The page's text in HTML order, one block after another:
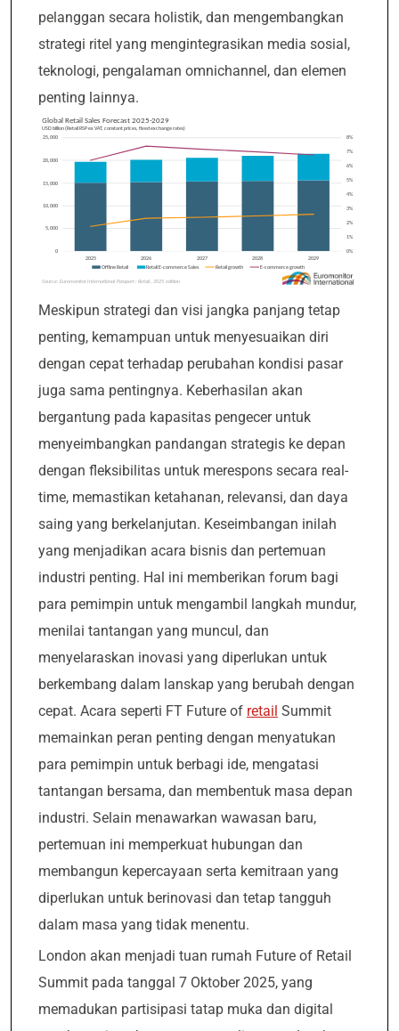
pelanggan secara holistik, dan mengembangkan
strategi ritel yang mengintegrasikan media sosial,
teknologi, pengalaman omnichannel, dan elemen
penting lainnya.
Meskipun strategi dan visi jangka panjang tetap
penting, kemampuan untuk menyesuaikan diri
dengan cepat terhadap perubahan kondisi pasar
juga sama pentingnya. Keberhasilan akan
bergantung pada kapasitas pengecer untuk
menyeimbangkan pandangan strategis ke depan
dengan fleksibilitas untuk merespons secara real-
time, memastikan ketahanan, relevansi, dan daya
saing yang berkelanjutan. Keseimbangan inilah
yang menjadikan acara bisnis dan pertemuan
industri penting. Hal ini memberikan forum bagi
para pemimpin untuk mengambil langkah mundur,
menilai tantangan yang muncul, dan
menyelaraskan inovasi yang diperlukan untuk
berkembang dalam lanskap yang berubah dengan
cepat. Acara seperti FT Future of retail Summit
memainkan peran penting dengan menyatukan
para pemimpin untuk berbagi ide, mengatasi
tantangan bersama, dan membentuk masa depan
industri. Selain menawarkan wawasan baru,
pertemuan ini memperkuat hubungan dan
membangun kepercayaan serta kemitraan yang
diperlukan untuk berinovasi dan tetap tangguh
dalam masa yang tidak menentu.
London akan menjadi tuan rumah Future of Retail
Summit pada tanggal 7 Oktober 2025, yang
memadukan partisipasi tatap muka dan digital